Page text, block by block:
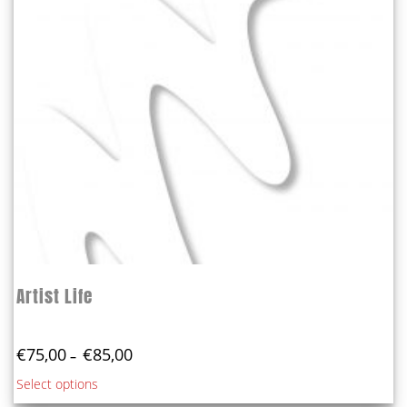
Artist Life
€75,00 – €85,00Price
Select options